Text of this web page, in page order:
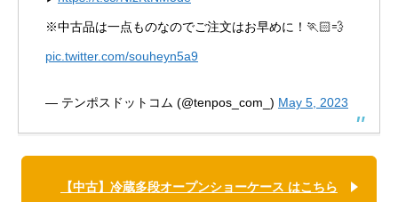
※中古品は一点ものなのでご注文はお早めに！🏃🏻💨
pic.twitter.com/souheyn5a9
— テンポスドットコム (@tenpos_com_) May 5, 2023
【中古】冷蔵多段オープンショーケース はこちら